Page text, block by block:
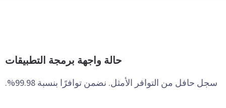
حالة واجهة برمجة التطبيقات
سجل حافل من التوافر الأمثل. نضمن توافرًا بنسبة 99.98%.